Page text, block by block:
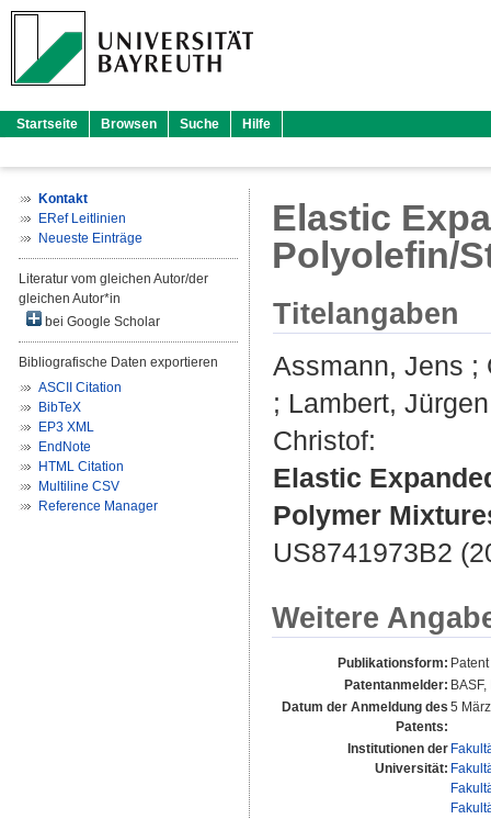
Startseite Browsen Suche Hilfe
Kontakt
ERef Leitlinien
Neueste Einträge
Literatur vom gleichen Autor/der
gleichen Autor*in
bei Google Scholar
Bibliografische Daten exportieren
ASCII Citation
BibTeX
EP3 XML
EndNote
HTML Citation
Multiline CSV
Reference Manager
Elastic
Polyolefin/
Titelangaben
Assmann, Jens ;
; Lambert, Jürgen
Christof:
Elastic
Polymer
US8741973B2
Weitere
Publikationsform: Patent
Patentanmelder:
Datum der Anmeldung des
Patents:
5
Institutionen der
Universität: